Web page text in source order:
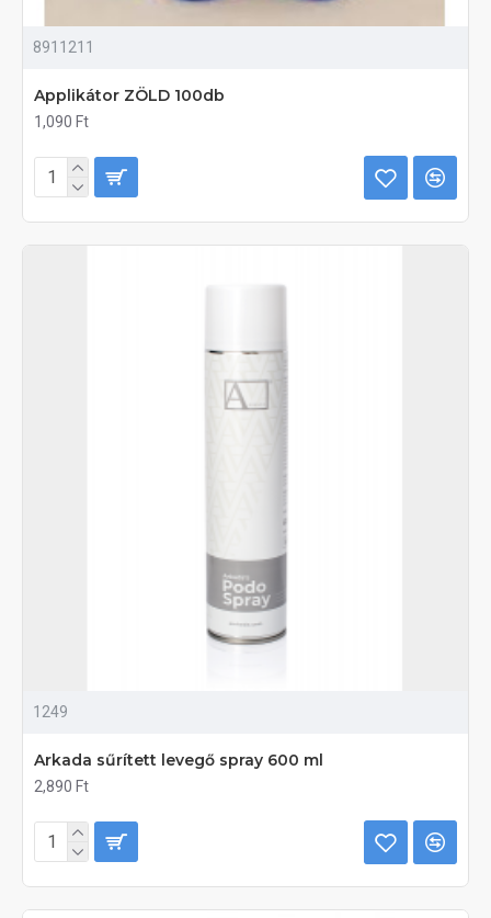
8911211
Applikátor ZÖLD 100db
1,090 Ft
1249
Arkada sűrített levegő spray 600 ml
2,890 Ft